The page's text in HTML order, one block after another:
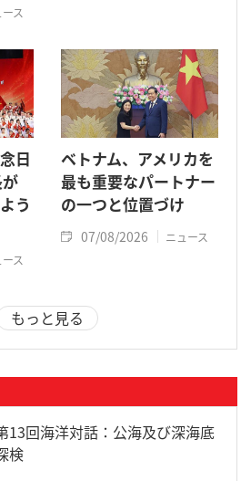
ス
日
う
ス
ベトナム、アメリカを
最も重要なパートナー
の一つと位置づけ
07/08/2026 ニュース
もっと見る
13回海洋対話：公海及び深海底
検